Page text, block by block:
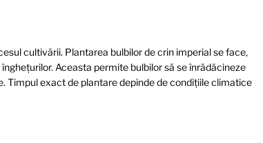
cultivării. Plantarea bulbilor de crin imperial se face,
Aceasta permite bulbilor să se înrădăcineze
Timpul exact de plantare depinde de condițiile climatice